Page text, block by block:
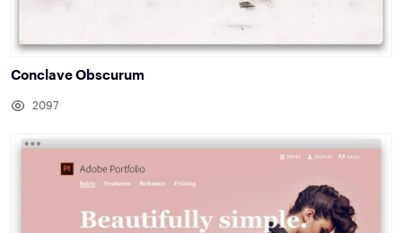
Conclave Obscurum
2097